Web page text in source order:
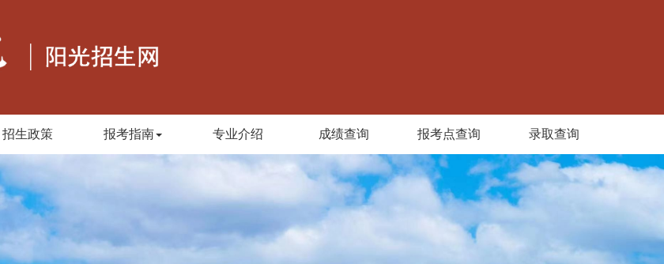
招生政策 报考指南 专业介绍 成绩查询 报考点查询 录取查询
Next